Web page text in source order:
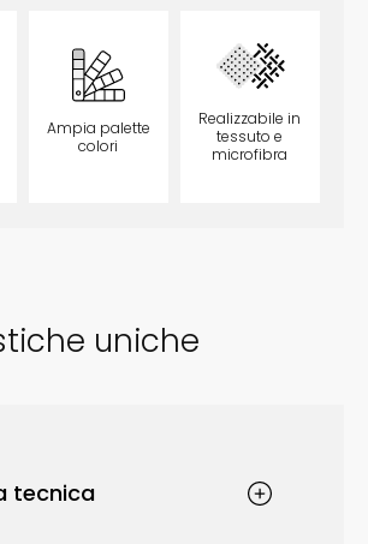
Ampia palette
colori
Realizzabile in
tessuto e
microfibra
uniche
tecnica